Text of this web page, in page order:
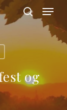
search
Menu
og
Close
Menu